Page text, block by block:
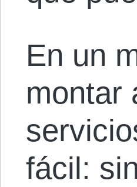
En un
montar
fácil: